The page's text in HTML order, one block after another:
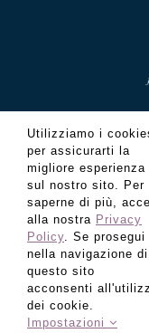
© Copyright
Utilizziamo i
per assicurarti la
migliore esperienza
sul nostro sito. Per
saperne di più,
alla nostra Privacy
Policy. Se prosegui
nella navigazione di
questo sito
acconsenti
dei cookie.
Impostazioni